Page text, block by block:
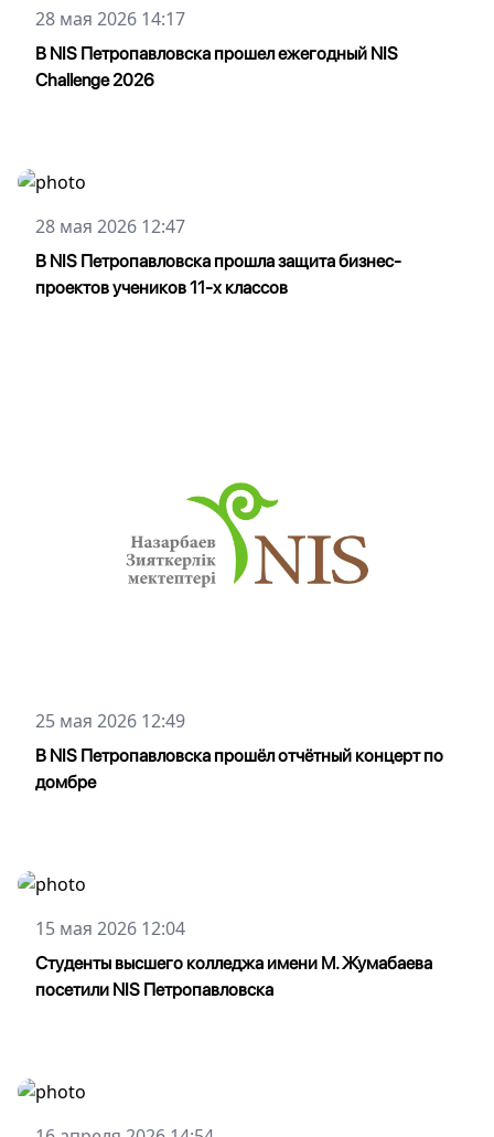
28 мая 2026 14:17
В NIS Петропавловска прошел ежегодный NIS
Challenge 2026
28 мая 2026 12:47
В NIS Петропавловска прошла защита бизнес-
проектов учеников 11-х классов
25 мая 2026 12:49
В NIS Петропавловска прошёл отчётный концерт по
домбре
15 мая 2026 12:04
Студенты высшего колледжа имени М. Жумабаева
посетили NIS Петропавловска